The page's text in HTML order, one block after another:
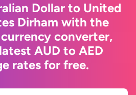
Dollar to United
Dirham with the
converter,
AUD to AED
rates for free.